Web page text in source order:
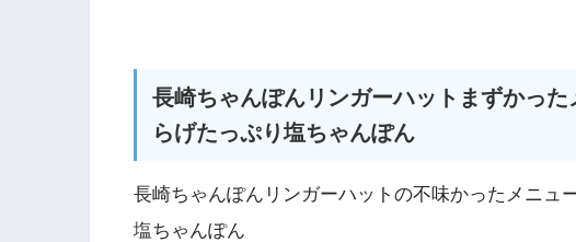
長崎ちゃんぽんリンガーハットまずかった
らげたっぷり塩ちゃんぽん
長崎ちゃんぽんリンガーハットの不味かったメニュ
塩ちゃんぽん